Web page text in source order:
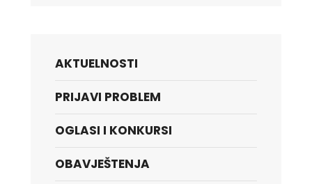
AKTUELNOSTI
PRIJAVI PROBLEM
OGLASI I KONKURSI
OBAVJEŠTENJA